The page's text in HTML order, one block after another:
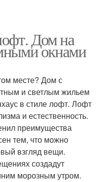
Дом на
окнами
месте? Дом с
и светлым жильем
в стиле лофт. Лофт
и естественность.
преимущества
тем, что можно
взгляд вещи.
создадут
морозным утром.